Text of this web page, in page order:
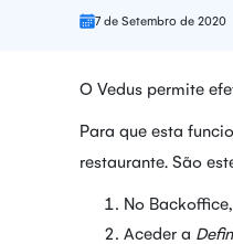
7 de Setembro de 2020
O Vedus permite
Para que esta
restaurante. São
No
Aceder a